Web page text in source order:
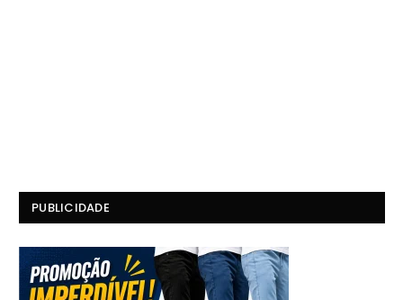
PUBLICIDADE